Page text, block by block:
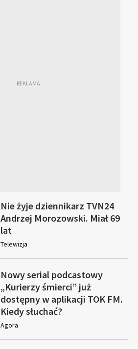
Nie żyje dziennikarz TVN24
Andrzej Morozowski. Miał 69
lat
Telewizja
Nowy serial podcastowy
„Kurierzy śmierci” już
dostępny w aplikacji TOK FM.
Kiedy słuchać?
Agora